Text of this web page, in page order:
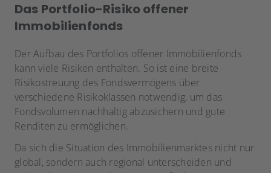
Das Portfolio-Risiko offener
Immobilienfonds
Der Aufbau des Portfolios offener Immobilienfonds
kann viele Risiken enthalten. So ist eine breite
Risikostreuung des Fondsvermögens über
verschiedene Risikoklassen notwendig, um das
Fondsvolumen nachhaltig abzusichern und gute
Renditen zu ermöglichen.
Da sich die Situation des Immobilienmarktes nicht nur
global, sondern auch regional unterscheiden und